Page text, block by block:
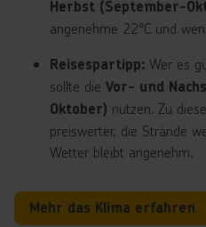
Herbst (September-
angenehme 22°C und
Reisespartipp: Wer es
sollte die Vor- und
Oktober) nutzen. Zu
preiswerter, die Strände
Wetter bleibt angenehm.
Mehr das Klima erfahren